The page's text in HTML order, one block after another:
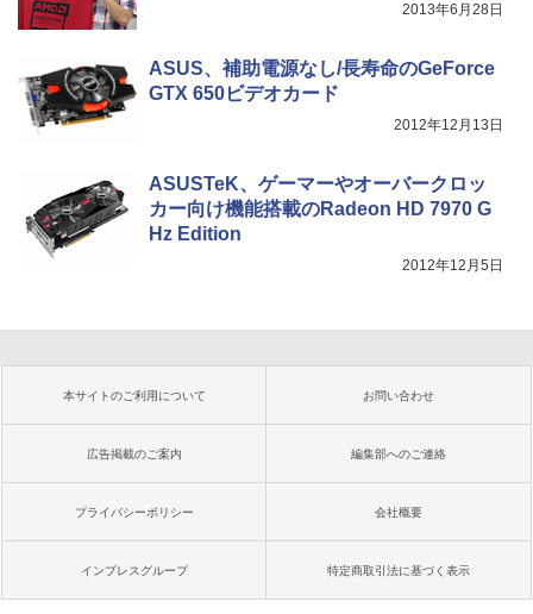
2013年6月28日
ASUS、補助電源なし/長寿命のGeForce
GTX 650ビデオカード
2012年12月13日
ASUSTeK、ゲーマーやオーバークロッ
カー向け機能搭載のRadeon HD 7970 G
Hz Edition
2012年12月5日
本サイトのご利用について お問い合わせ
広告掲載のご案内 編集部へのご連絡
プライバシーポリシー 会社概要
インプレスグループ 特定商取引法に基づく表示